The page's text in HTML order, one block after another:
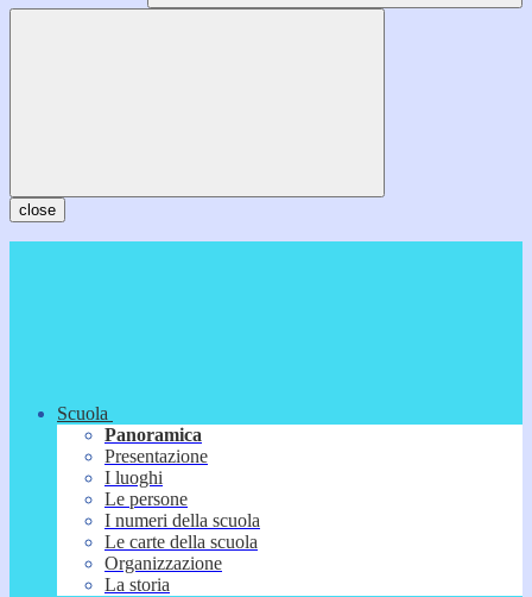
close
Scuola
Panoramica
Presentazione
I luoghi
Le persone
I numeri della scuola
Le carte della scuola
Organizzazione
La storia